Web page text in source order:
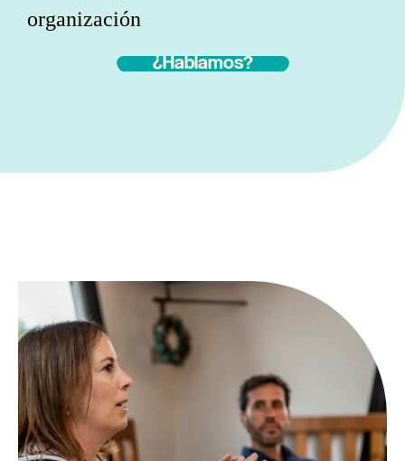
organización
¿Hablamos?